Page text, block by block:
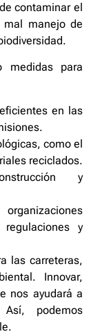
contaminar el
manejo de
medidas para
en las
como el
reciclados.
y
y
las carreteras,
Innovar,
nos ayudará a
podemos